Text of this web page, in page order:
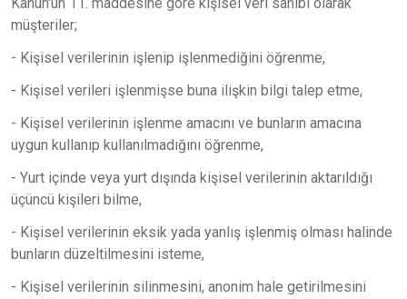
müşteriler;
- Kişisel verilerinin işlenip işlenmediğini öğrenme,
- Kişisel verileri işlenmişse buna ilişkin bilgi talep etme,
- Kişisel verilerinin işlenme amacını ve bunların amacına
uygun kullanıp kullanılmadığını öğrenme,
- Yurt içinde veya yurt dışında kişisel verilerinin aktarıldığı
üçüncü kişileri bilme,
- Kişisel verilerinin eksik yada yanlış işlenmiş olması halinde
bunların düzeltilmesini isteme,
- Kişisel verilerinin silinmesini, anonim hale getirilmesini